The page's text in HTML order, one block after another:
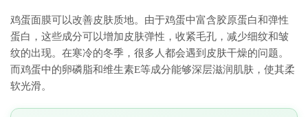
鸡蛋面膜可以改善皮肤质地。由于鸡蛋中富含胶原蛋白和弹性
蛋白，这些成分可以增加皮肤弹性，收紧毛孔，减少细纹和皱
纹的出现。在寒冷的冬季，很多人都会遇到皮肤干燥的问题。
而鸡蛋中的卵磷脂和维生素E等成分能够深层滋润肌肤，使其柔
软光滑。